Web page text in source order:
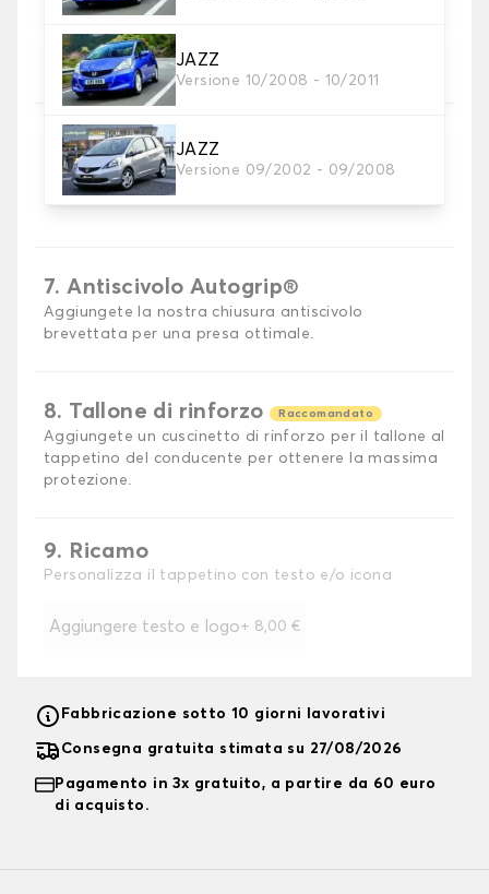
JAZZ
Versione 10/2008 - 10/2011
JAZZ
Versione 09/2002 - 09/2008
5. Materiale della cinghia
Scegliere il materiale della cinghia.
6. Colore dela cinghia
Scegliere il colore del cinturino.
7. Antiscivolo Autogrip®
Aggiungete la nostra chiusura antiscivolo
brevettata per una presa ottimale.
8. Tallone di rinforzo Raccomandato
Aggiungete un cuscinetto di rinforzo per il tallone al
tappetino del conducente per ottenere la massima
protezione.
9. Ricamo
Personalizza il tappetino con testo e/o icona
Aggiungere testo e logo+ 8,00 €
Fabbricazione sotto 10 giorni lavorativi
Consegna gratuita stimata su 27/08/2026
Pagamento in 3x gratuito, a partire da 60 euro
di acquisto.